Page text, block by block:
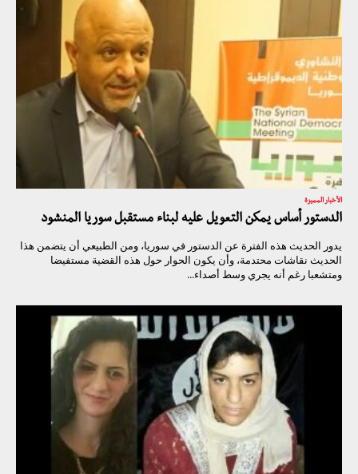
الأخبار المميزة
الدستور أساس يمكن التعويل عليه لبناء مستقبل سوريا المنشود
يدور الحديث هذه الفترة عن الدستور في سوريا، ومن الطبيعي أن يتضمن هذا
الحديث نقاشات محتدمة، وأن يكون الحوار حول هذه القضية مستفيضا
ومتشعبا رغم أنه يجري وسط أصداء...